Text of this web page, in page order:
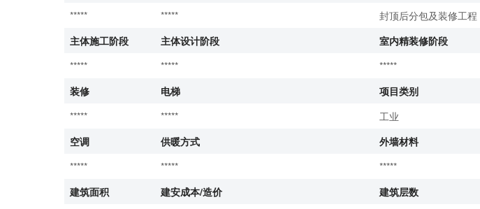
*****
***** 封顶后分包及装修工程
主体施工阶段
主体设计阶段
室内精装修阶段
*****
*****
*****
装修
电梯
项目类别
*****
*****
工业
空调
供暖方式 外墙材料
*****
***** *****
建筑面积
建安成本/造价 建筑层数